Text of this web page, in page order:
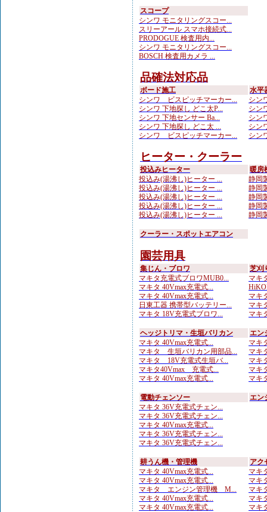
スコープ
シンワ モニタリングスコー...
スリーアール スマホ接続式...
PRODOGUE 検査用内...
シンワ モニタリングスコー...
BOSCH 検査用カメラ ...
品確法対応品
ボード施工
シンワ ビスピッチマーカー...
シンワ 下地探し どこ太P...
シンワ 下地センサー Ba...
シンワ 下地探し どこ太 ...
シンワ ビスピッチマーカー...
水平
シン
シン
シン
シン
シン
ヒーター・クーラー
投込みヒーター
投込み(湯沸し)ヒーター ...
投込み(湯沸し)ヒーター ...
投込み(湯沸し)ヒーター ...
投込み(湯沸し)ヒーター ...
投込み(湯沸し)ヒーター ...
暖房
静岡
静岡
静岡
静岡
静岡
クーラー・スポットエアコン
園芸用具
集じん・ブロワ
マキタ充電式ブロワMUB0...
マキタ 40Vmax充電式...
マキタ 40Vmax充電式...
日東工器 携帯型バッテリー...
マキタ 18V充電式ブロワ...
芝刈
マキ
マキ
マキ
マキ
ヘッジトリマ・生垣バリカン
マキタ 40Vmax充電式...
マキタ 生垣バリカン用部品...
マキタ 18V充電式生垣バ...
マキタ40Vmax 充電式...
マキタ 40Vmax充電式...
エン
マキ
マキ
マキ
マキ
マキ
電動チェンソー
マキタ 36V充電式チェン...
マキタ 36V充電式チェン...
マキタ 40Vmax充電式...
マキタ 36V充電式チェン...
マキタ 36V充電式チェン...
エン
耕うん機・管理機
マキタ 40Vmax充電式...
マキタ 40Vmax充電式...
マキタ エンジン管理機 M...
マキタ 40Vmax充電式...
マキタ 40Vmax充電式...
アク
マキ
マキ
マキ
マキ
マキ